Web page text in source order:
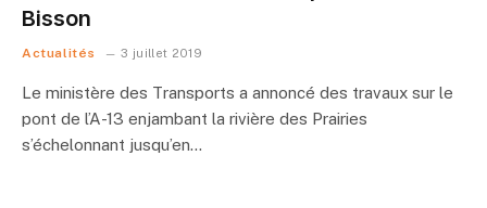
Bisson
Actualités 3 juillet 2019
Le ministère des Transports a annoncé des travaux sur le
pont de l’A-13 enjambant la rivière des Prairies
s’échelonnant jusqu’en…